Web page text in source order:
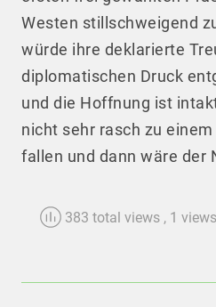
Westen stillschweigend
würde ihre deklarierte
diplomatischen Druck
und die Hoffnung ist
nicht sehr rasch zu
fallen und dann wäre der
383 total views , 1